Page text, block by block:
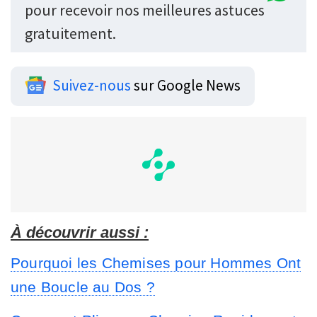
pour recevoir nos meilleures astuces
gratuitement.
Suivez-noussur Google News
À découvrir aussi :
Pourquoi les Chemises pour Hommes Ont
une Boucle au Dos ?